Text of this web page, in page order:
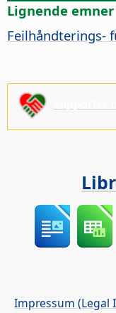
Lignende emner
Feilhåndterings-
Impressum (Legal